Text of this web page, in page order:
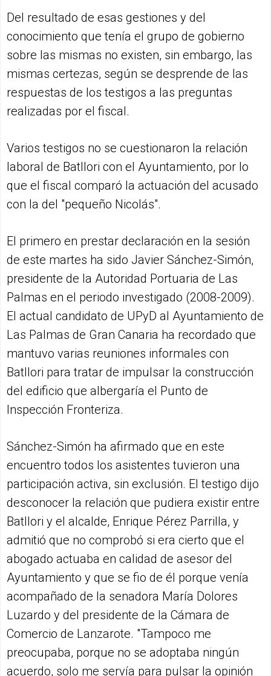
Del resultado de esas gestiones y del
conocimiento que tenía el grupo de gobierno
sobre las mismas no existen, sin embargo, las
mismas certezas, según se desprende de las
respuestas de los testigos a las preguntas
realizadas por el fiscal.
Varios testigos no se cuestionaron la relación
laboral de Batllori con el Ayuntamiento, por lo
que el fiscal comparó la actuación del acusado
con la del "pequeño Nicolás".
El primero en prestar declaración en la sesión
de este martes ha sido Javier Sánchez-Simón,
presidente de la Autoridad Portuaria de Las
Palmas en el periodo investigado (2008-2009).
El actual candidato de UPyD al Ayuntamiento de
Las Palmas de Gran Canaria ha recordado que
mantuvo varias reuniones informales con
Batllori para tratar de impulsar la construcción
del edificio que albergaría el Punto de
Inspección Fronteriza.
Sánchez-Simón ha afirmado que en este
encuentro todos los asistentes tuvieron una
participación activa, sin exclusión. El testigo dijo
desconocer la relación que pudiera existir entre
Batllori y el alcalde, Enrique Pérez Parrilla, y
admitió que no comprobó si era cierto que el
abogado actuaba en calidad de asesor del
Ayuntamiento y que se fio de él porque venía
acompañado de la senadora María Dolores
Luzardo y del presidente de la Cámara de
Comercio de Lanzarote. "Tampoco me
preocupaba, porque no se adoptaba ningún
acuerdo, solo me servía para pulsar la opinión